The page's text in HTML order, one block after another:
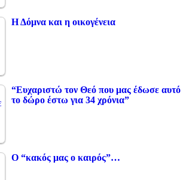
Η Δόμνα και η οικογένεια
“Ευχαριστώ τον Θεό που μας έδωσε αυτό
το δώρο έστω για 34 χρόνια”
Ο “κακός μας ο καιρός”…